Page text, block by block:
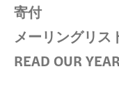
寄付
メーリングリス
READ OUR